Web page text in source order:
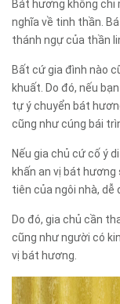
Bát hương không
nghĩa về tinh thần.
thánh ngự của thần
Bất cứ gia đình nào
khuất. Do đó, nếu
tự ý chuyển bát
cũng như cúng bái
Nếu gia chủ cứ cố ý
khấn an vị bát
tiên của ngôi nhà, dễ
Do đó, gia chủ cần
cũng như người có
vị bát hương.